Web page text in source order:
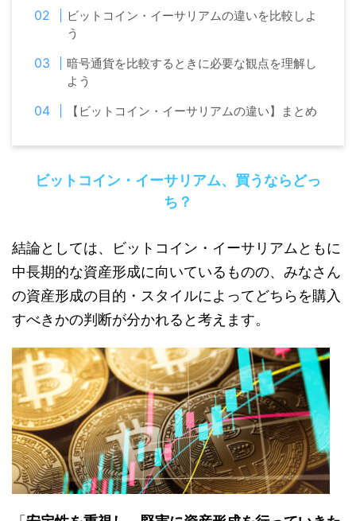
ビットコイン・イーサリアムの違いを比較しよ
う
暗号通貨を比較するときに必要な観点を理解し
よう
【ビットコイン・イーサリアムの違い】まとめ
ビットコイン・イーサリアム、買うならどっ
ち？
結論としては、ビットコイン・イーサリアムともに
中長期的な資産形成に向いているものの、みなさん
の資産形成の目的・スタイルによってどちらを購入
すべきかの判断が分かれると考えます。